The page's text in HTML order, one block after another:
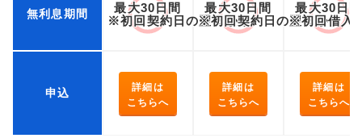
無利息期間 最大30日間
※初回契約日の翌日から
最大30日間
※初回契約日の翌日から
最大30日間
※初回借入
申込
詳細は
こちらへ
詳細は
こちらへ
詳細は
こちらへ